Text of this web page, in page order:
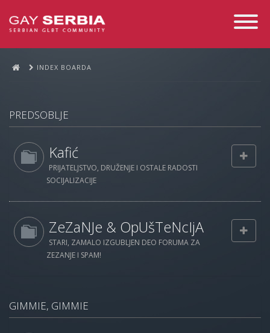
Toggle
INDEX BOARDA
PREDSOBLJE
Kafić
PRIJATELJSTVO, DRUŽENJE I OSTALE RADOSTI
SOCIJALIZACIJE
ZeZaNJe & OpUšTeNcIjA
STARI, ZAMALO IZGUBLJEN DEO FORUMA ZA
ZEZANJE I SPAM!
GIMMIE, GIMMIE